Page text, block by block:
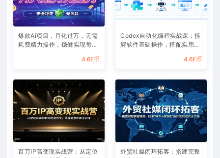
爆款Ai项目，月化过万，无需
耗费精力操作，稳健实现每月
4.6E币
Codex自动化编程实战课：拆
解软件基础操作，搭配实用插
4.6E币
百万IP高变现实战营：从定位
外贸社媒闭环拓客：搭建完整